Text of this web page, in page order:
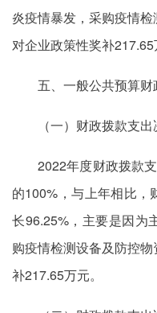
炎疫情暴发，采购疫情
对企业政策性奖补217.65
五、一般公共预算
（一）财政拨款支
2022年度财政拨款
的100%，与上年相比，
长96.25%，主要是因为
购疫情检测设备及防控
补217.65万元。